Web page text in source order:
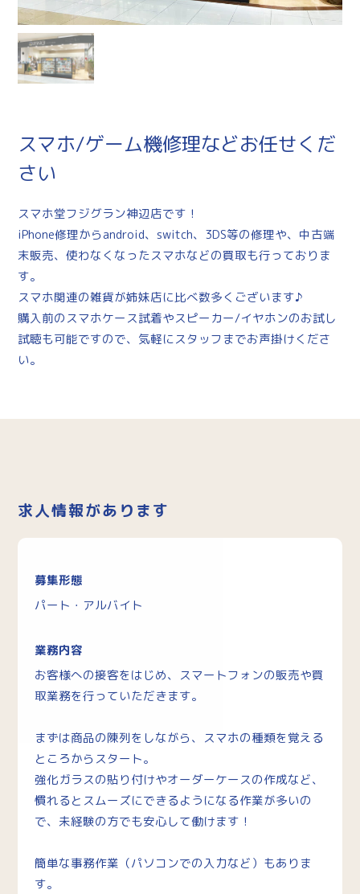
スマホ/ゲーム機修理などお任せくだ
さい
スマホ堂フジグラン神辺店です！
iPhone修理からandroid、switch、3DS等の修理や、中古端
末販売、使わなくなったスマホなどの買取も行っておりま
す。
スマホ関連の雑貨が姉妹店に比べ数多くございます♪
購入前のスマホケース試着やスピーカー/イヤホンのお試し
試聴も可能ですので、気軽にスタッフまでお声掛けくださ
い。
求人情報があります
募集形態
パート・アルバイト
業務内容
お客様への接客をはじめ、スマートフォンの販売や買
取業務を行っていただきます。
まずは商品の陳列をしながら、スマホの種類を覚える
ところからスタート。
強化ガラスの貼り付けやオーダーケースの作成など、
慣れるとスムーズにできるようになる作業が多いの
で、未経験の方でも安心して働けます！
簡単な事務作業（パソコンでの入力など）もありま
す。